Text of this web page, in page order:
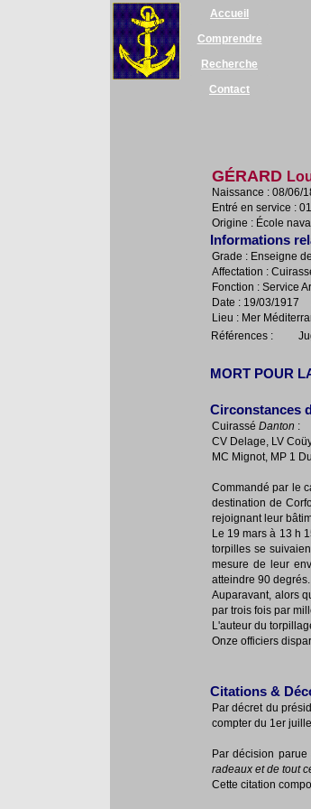
Accueil
Comprendre
Recherche
Contact
GÉRARD
Naissance : 08/06/
Entré en service :
Origine : École
Informations
Grade : Enseigne
Affectation :
Fonction : Service
Date : 19/03/1917
Lieu : Mer
Références :
MORT POUR
Circonstances
Cuirassé Danton :
CV Delage, LV
MC Mignot, MP 1
Commandé par le
destination de
rejoignant leur
Le 19 mars à 13 h
torpilles se
mesure de leur
atteindre 90 degrés.
Auparavant, alors
par trois fois par
L'auteur du
Onze officiers
Citations &
Par décret du
compter du 1er
Par décision
radeaux et de tout
Cette citation